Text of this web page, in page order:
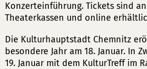
Konzerteinführung. Tickets sind
Theaterkassen und online
Die Kulturhauptstadt Chemnitz
besondere Jahr am 18. Januar. In
19. Januar mit dem KulturTreff im